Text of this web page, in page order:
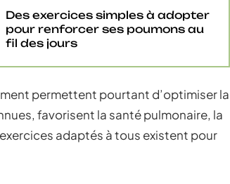
Des exercices simples à adopter
pour renforcer ses poumons au
fil des jours
permettent pourtant d’optimiser la
favorisent la santé pulmonaire, la
adaptés à tous existent pour